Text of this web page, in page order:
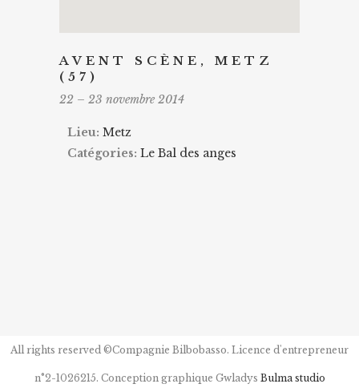
AVENT SCÈNE, METZ
(57)
22 – 23 novembre 2014
Lieu: Metz
Catégories: Le Bal des anges
All rights reserved ©Compagnie Bilbobasso. Licence d'entrepreneur
n°2-1026215. Conception graphique Gwladys Bulma studio